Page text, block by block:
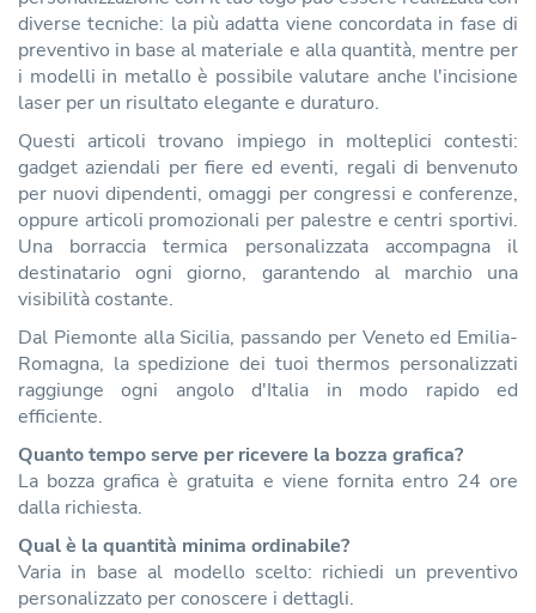
diverse tecniche: la più adatta viene concordata in fase di
preventivo in base al materiale e alla quantità, mentre per
i modelli in metallo è possibile valutare anche l'incisione
laser per un risultato elegante e duraturo.
Questi articoli trovano impiego in molteplici contesti:
gadget aziendali per fiere ed eventi, regali di benvenuto
per nuovi dipendenti, omaggi per congressi e conferenze,
oppure articoli promozionali per palestre e centri sportivi.
Una borraccia termica personalizzata accompagna il
destinatario ogni giorno, garantendo al marchio una
visibilità costante.
Dal Piemonte alla Sicilia, passando per Veneto ed Emilia-
Romagna, la spedizione dei tuoi thermos personalizzati
raggiunge ogni angolo d'Italia in modo rapido ed
efficiente.
Quanto tempo serve per ricevere la bozza grafica?
La bozza grafica è gratuita e viene fornita entro 24 ore
dalla richiesta.
Qual è la quantità minima ordinabile?
Varia in base al modello scelto: richiedi un preventivo
personalizzato per conoscere i dettagli.